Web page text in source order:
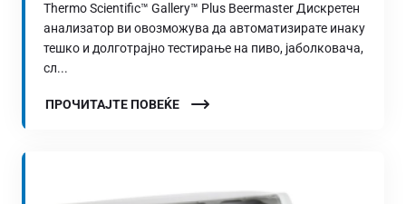
Thermo Scientific™ Gallery™ Plus Beermaster Дискретен
анализатор ви овозможува да автоматизирате инаку
тешко и долготрајно тестирање на пиво, јаболковача,
сл...
ПРОЧИТАЈТЕ ПОВЕЌЕ